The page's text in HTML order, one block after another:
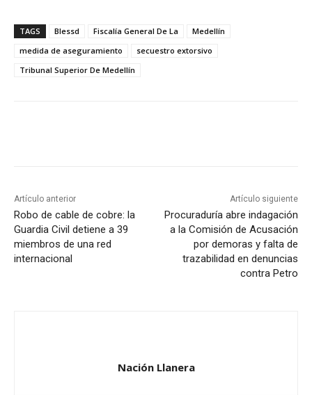
TAGS Blessd Fiscalía General De La
Medellín
medida de aseguramiento
secuestro extorsivo
Tribunal Superior De Medellín
Artículo anterior
Robo de cable de cobre: la
Guardia Civil detiene a 39
miembros de una red
internacional
Artículo siguiente
Procuraduría abre indagación
a la Comisión de Acusación
por demoras y falta de
trazabilidad en denuncias
contra Petro
Nación Llanera